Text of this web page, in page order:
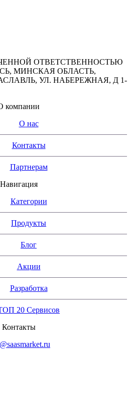
ОТВЕТСТВЕННОСТЬЮ
МИНСКАЯ ОБЛАСТЬ,
УЛ. НАБЕРЕЖНАЯ, Д 1-
компании
О нас
Контакты
Партнерам
Навигация
Категории
Продукты
Блог
Акции
Разработка
20 Сервисов
Контакты